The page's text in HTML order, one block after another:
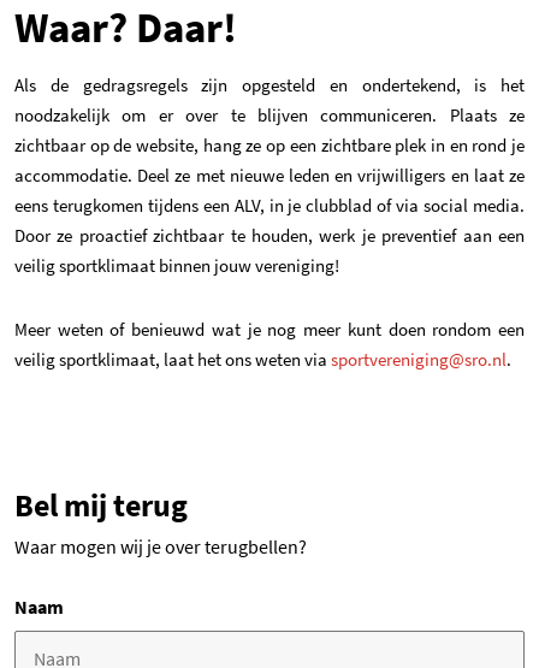
Waar? Daar!
Als de gedragsregels zijn opgesteld en ondertekend, is het
noodzakelijk om er over te blijven communiceren. Plaats ze
zichtbaar op de website, hang ze op een zichtbare plek in en rond je
accommodatie. Deel ze met nieuwe leden en vrijwilligers en laat ze
eens terugkomen tijdens een ALV, in je clubblad of via social media.
Door ze proactief zichtbaar te houden, werk je preventief aan een
veilig sportklimaat binnen jouw vereniging!
Meer weten of benieuwd wat je nog meer kunt doen rondom een
veilig sportklimaat, laat het ons weten via sportvereniging@sro.nl.
Bel mij terug
Waar mogen wij je over terugbellen?
Naam